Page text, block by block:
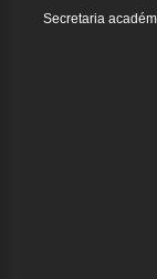
Secretaria